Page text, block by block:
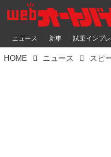
ニュース 新車 試乗インプレ
HOME ニュース